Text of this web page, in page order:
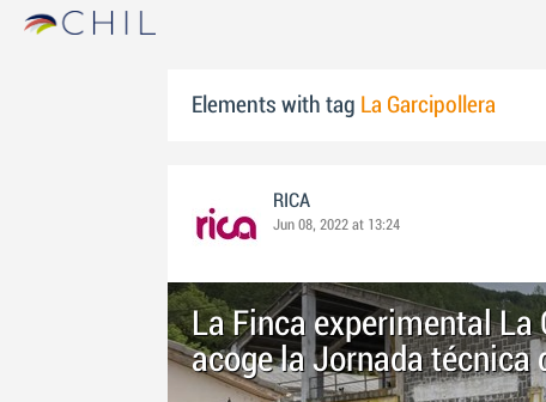
Elements with tag La Garcipollera
RICA
Jun 08, 2022 at 13:24
La Finca experimental La
acoge la Jornada técnica